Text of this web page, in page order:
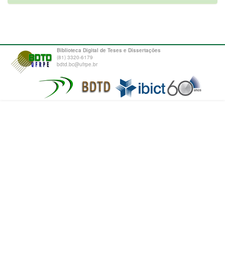
Biblioteca Digital de Teses e Dissertações
(81) 3320-6179
bdtd.bc@ufrpe.br